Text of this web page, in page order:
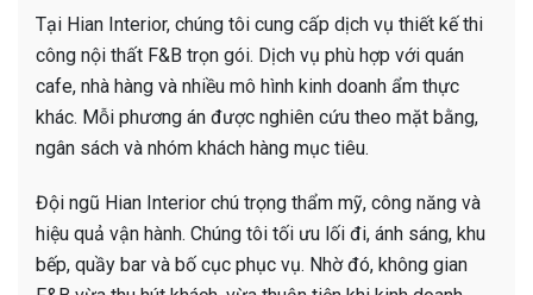
Tại Hian Interior, chúng tôi cung cấp dịch vụ thiết kế thi
công nội thất F&B trọn gói. Dịch vụ phù hợp với quán
cafe, nhà hàng và nhiều mô hình kinh doanh ẩm thực
khác. Mỗi phương án được nghiên cứu theo mặt bằng,
ngân sách và nhóm khách hàng mục tiêu.
Đội ngũ Hian Interior chú trọng thẩm mỹ, công năng và
hiệu quả vận hành. Chúng tôi tối ưu lối đi, ánh sáng, khu
bếp, quầy bar và bố cục phục vụ. Nhờ đó, không gian